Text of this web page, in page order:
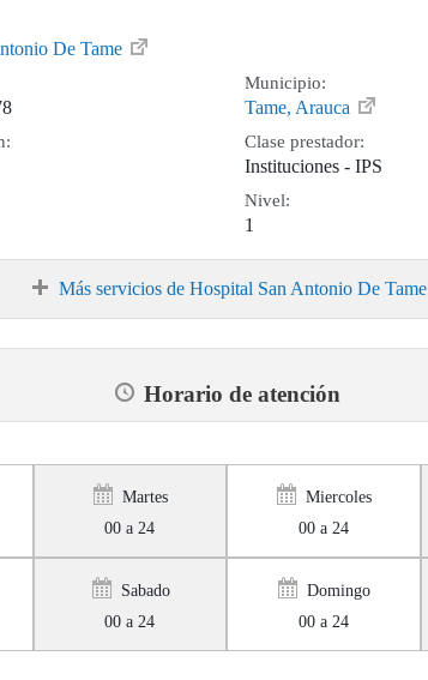
De Tame
Municipio:
Tame, Arauca
Clase prestador:
Instituciones - IPS
Nivel:
1
Más servicios de Hospital San Antonio De Tame
Horario de atención
Martes
00 a 24
Miercoles
00 a 24
Sabado
00 a 24
Domingo
00 a 24